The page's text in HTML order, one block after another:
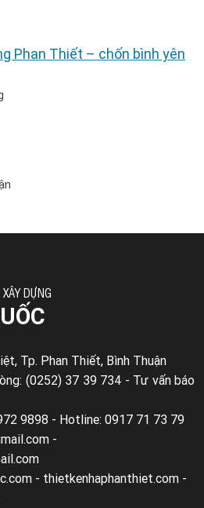
Phan Thiết – chốn bình yên
DỰNG
Tp. Phan Thiết, Bình Thuận
(0252) 37 39 734 - Tư vấn báo
9898 - Hotline: 0917 71 73 79
-
- thietkenhaphanthiet.com -